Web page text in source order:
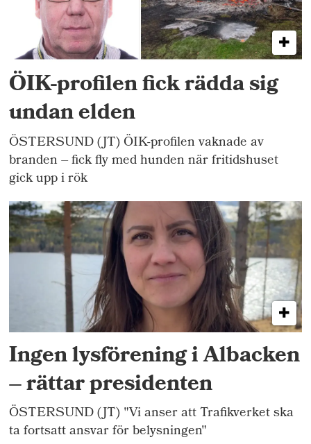
ÖIK-profilen fick rädda sig
undan elden
ÖSTERSUND (JT) ÖIK-profilen vaknade av
branden – fick fly med hunden när fritidshuset
gick upp i rök
Ingen lysförening i Albacken
– rättar presidenten
ÖSTERSUND (JT) "Vi anser att Trafikverket ska
ta fortsatt ansvar för belysningen"